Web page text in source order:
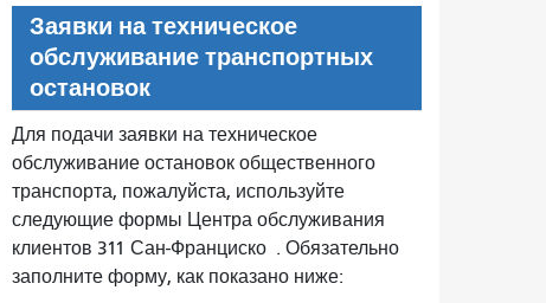
Заявки на техническое
обслуживание транспортных
остановок
Для подачи заявки на техническое
обслуживание остановок общественного
транспорта, пожалуйста, используйте
следующие формы Центра обслуживания
клиентов 311 Сан-Франциско . Обязательно
заполните форму, как показано ниже: